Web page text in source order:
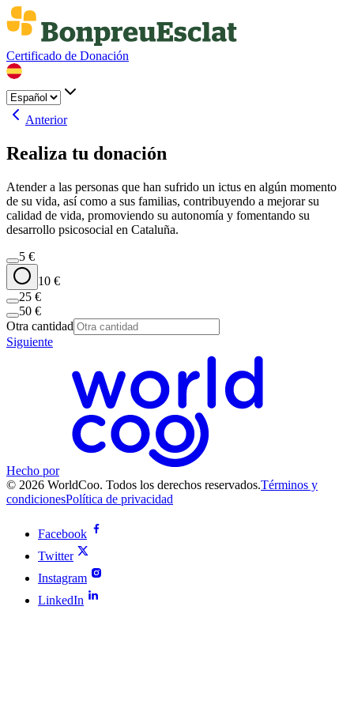
Certificado de Donación
Anterior
Realiza tu donación
Atender a las personas que han sufrido un ictus en algún momento
de su vida, así como a sus familias, contribuyendo a mejorar su
calidad de vida, promoviendo su autonomía y fomentando su
desarrollo psicosocial en Cataluña.
5 €
10 €
25 €
50 €
Otra cantidad
Siguiente
Hecho por
© 2026 WorldCoo. Todos los derechos reservados.Términos y
condicionesPolítica de privacidad
Facebook
Twitter
Instagram
LinkedIn